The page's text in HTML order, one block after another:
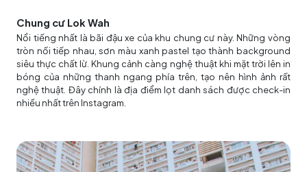
Chung cư Lok Wah
Nổi tiếng nhất là bãi đậu xe của khu chung cư này. Những vòng
tròn nối tiếp nhau, sơn màu xanh pastel tạo thành background
siêu thực chất lừ. Khung cảnh càng nghệ thuật khi mặt trời lên in
bóng của những thanh ngang phía trên, tạo nên hình ảnh rất
nghệ thuật. Đây chính là địa điểm lọt danh sách được check-in
nhiều nhất trên Instagram.